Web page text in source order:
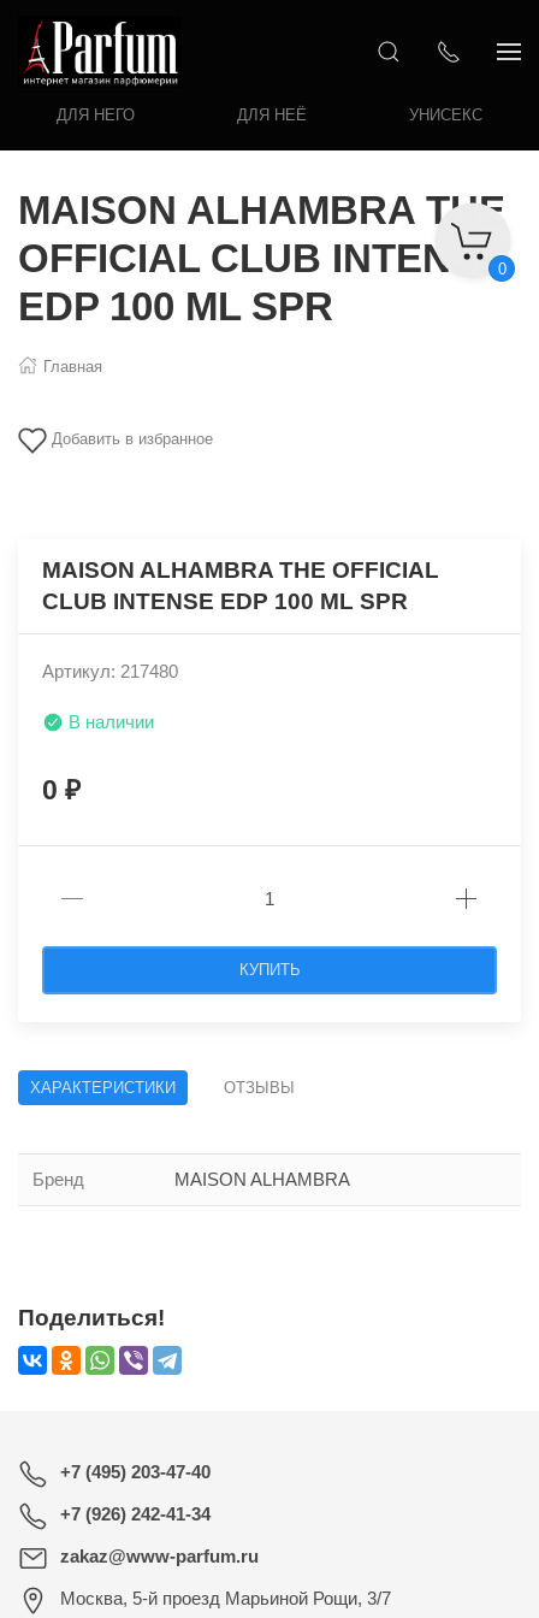
ДЛЯ НЕГО ДЛЯ НЕЁ УНИСЕКС
0
MAISON ALHAMBRA THE
OFFICIAL CLUB INTENSE
EDP 100 ML SPR
Главная
Добавить в избранное
MAISON ALHAMBRA THE OFFICIAL
CLUB INTENSE EDP 100 ML SPR
Артикул: 217480
В наличии
0
КУПИТЬ
ХАРАКТЕРИСТИКИ ОТЗЫВЫ
Бренд MAISON ALHAMBRA
Поделиться!
+7 (495) 203-47-40
+7 (926) 242-41-34
zakaz@www-parfum.ru
Москва, 5-й проезд Марьиной Рощи, 3/7